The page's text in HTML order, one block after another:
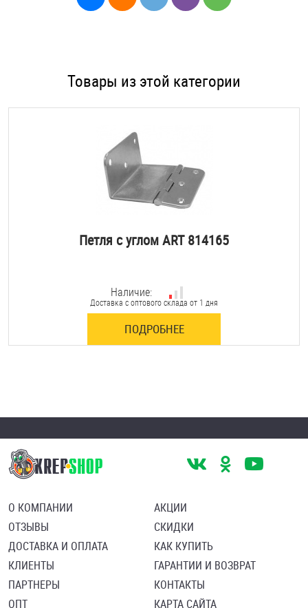
Товары из этой категории
Петля с углом ART 814165
Наличие:
Доставка с оптового склада от 1 дня
ПОДРОБНЕЕ
О КОМПАНИИ
ОТЗЫВЫ
ДОСТАВКА И ОПЛАТА
КЛИЕНТЫ
ПАРТНЕРЫ
ОПТ
АКЦИИ
СКИДКИ
КАК КУПИТЬ
ГАРАНТИИ И ВОЗВРАТ
КОНТАКТЫ
КАРТА САЙТА